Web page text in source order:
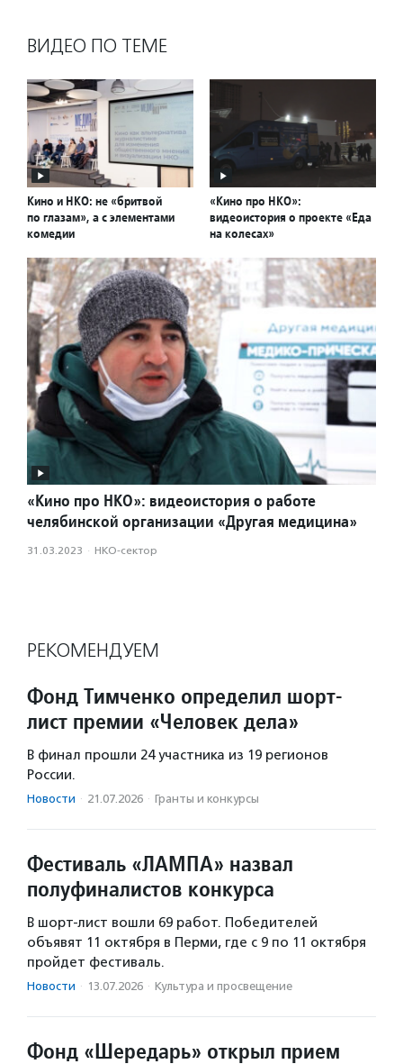
ВИДЕО ПО ТЕМЕ
Кино и НКО: не «бритвой
по глазам», а с элементами
комедии
«Кино про НКО»:
видеоистория о проекте «Еда
на колесах»
«Кино про НКО»: видеоистория о работе
челябинской организации «Другая медицина»
31.03.2023 · НКО-сектор
РЕКОМЕНДУЕМ
Фонд Тимченко определил шорт-
лист премии «Человек дела»
В финал прошли 24 участника из 19 регионов
России.
Новости · 21.07.2026 · Гранты и конкурсы
Фестиваль «ЛАМПА» назвал
полуфиналистов конкурса
В шорт-лист вошли 69 работ. Победителей
объявят 11 октября в Перми, где с 9 по 11 октября
пройдет фестиваль.
Новости · 13.07.2026 · Культура и просвещение
Фонд «Шередарь» открыл прием